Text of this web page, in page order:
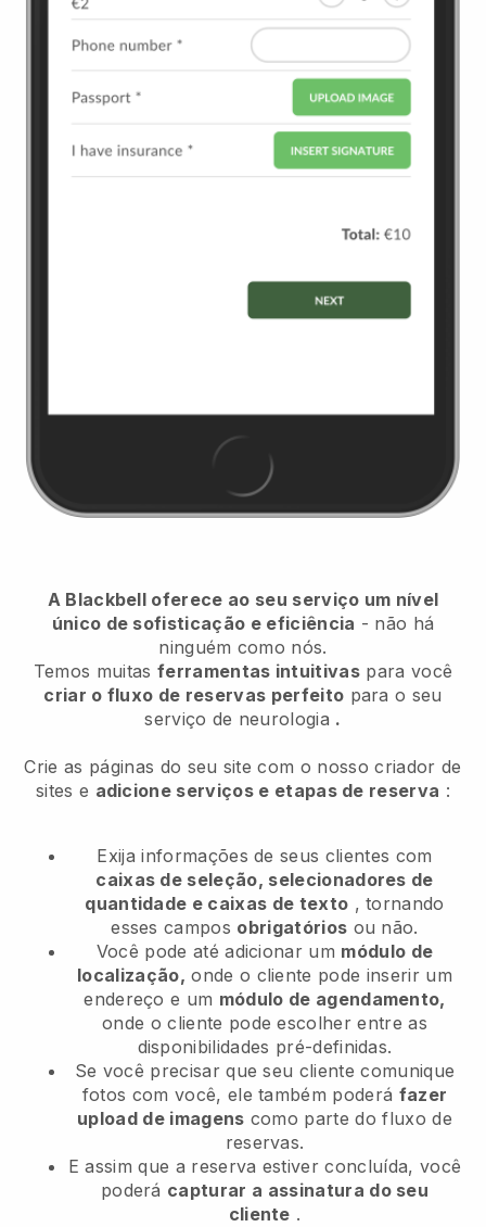
A Blackbell oferece ao seu serviço um nível
único de sofisticação e eficiência - não há
ninguém como nós.
Temos muitas ferramentas intuitivas para você
criar o fluxo de reservas perfeito para o seu
serviço de neurologia .
Crie as páginas do seu site com o nosso criador de
sites e adicione serviços e etapas de reserva :
Exija informações de seus clientes com
caixas de seleção, selecionadores de
quantidade e caixas de texto , tornando
esses campos obrigatórios ou não.
Você pode até adicionar um módulo de
localização, onde o cliente pode inserir um
endereço e um módulo de agendamento,
onde o cliente pode escolher entre as
disponibilidades pré-definidas.
Se você precisar que seu cliente comunique
fotos com você, ele também poderá fazer
upload de imagens como parte do fluxo de
reservas.
E assim que a reserva estiver concluída, você
poderá capturar a assinatura do seu
cliente .